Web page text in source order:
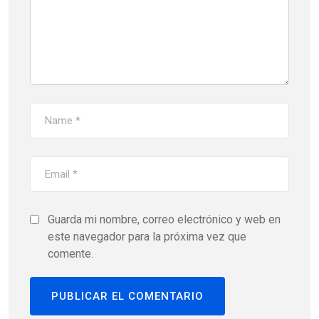
Guarda mi nombre, correo electrónico y web en
este navegador para la próxima vez que
comente.